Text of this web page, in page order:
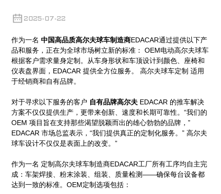
2025-07-22
作为一名 中国高品质高尔夫球车制造商EDACAR通过提供以下产
品和服务，正在为全球市场树立新的标准： OEM电动高尔夫球车
根据客户需求量身定制。从车身形状和车顶设计到颜色、座椅和
仪表盘界面，EDACAR 提供全方位服务。 高尔夫球车定制 适用
于经销商和自有品牌。
对于寻求以下服务的客户 自有品牌高尔夫EDACAR 的推车解决
方案不仅仅提供生产，更带来创新、速度和长期可靠性。“我们的
OEM 项目旨在支持那些渴望脱颖而出的雄心勃勃的品牌，”
EDACAR 市场总监表示，“我们提供真正的定制化服务。” 高尔夫
球车设计不仅仅是表面上的改变。”
作为一名 定制高尔夫球车制造商EDACAR工厂所有工序均自主完
成：车架焊接、粉末涂装、组装、质量检测——确保每台设备都
达到一致的标准。OEM定制选项包括：